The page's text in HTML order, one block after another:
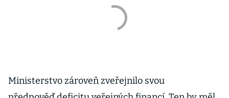
Ministerstvo zároveň zveřejnilo svou